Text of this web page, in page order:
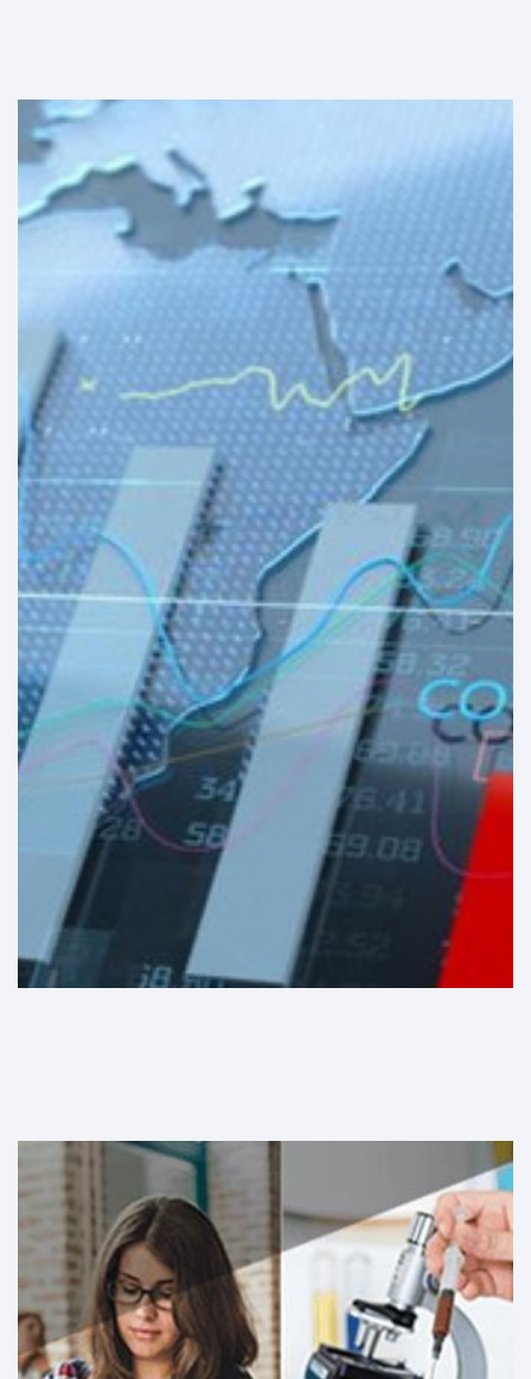
بيانات الحسابات القومية
هي مجموعة المؤشرات الصادرة عن الحسابات القومية المصرية،
والتي ستكون متاحة للباحثين والإعلاميين وغيرهم من المواطنين
بشكل تفاعلي يسمح بتعامل أيسر وأسرع مع بيانات الناتج
المحلي بطرق حسابه المختلفة ...
اقرأ المزيد
المعيار الدولى لنشر البيانات
صارت مصر العضو رقم ٥٩ على مستوى العالم والدولة الثانية
عربياً التي تشترك في معيار خاص لنشر البيانات بعد حصولها على
شهادات من صندوق النقد الدولي تفيد بتوافر البيانات والخبرات
اللازمة، في يناير ٢٠٠٥.